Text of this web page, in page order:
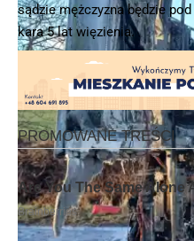
sądzie mężczyzna będzie
kara 5 lat więzienia.